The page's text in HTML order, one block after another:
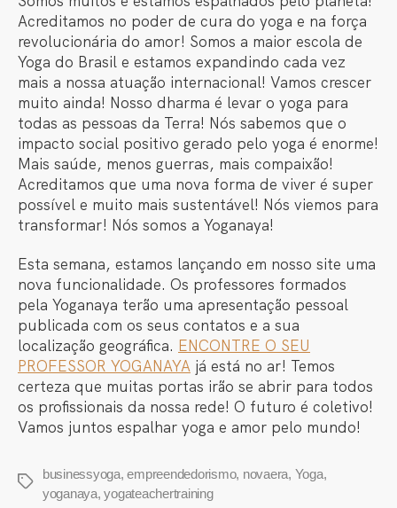
b
o
o
k
dI
n
A
p
p
a
m
Acreditamos no poder de cura do yoga e na força
revolucionária do amor! Somos a maior escola de
Yoga do Brasil e estamos expandindo cada vez
mais a nossa atuação internacional! Vamos crescer
muito ainda! Nosso dharma é levar o yoga para
todas as pessoas da Terra! Nós sabemos que o
impacto social positivo gerado pelo yoga é enorme!
Mais saúde, menos guerras, mais compaixão!
Acreditamos que uma nova forma de viver é super
possível e muito mais sustentável! Nós viemos para
transformar! Nós somos a Yoganaya!
Esta semana, estamos lançando em nosso site uma
nova funcionalidade. Os professores formados
pela Yoganaya terão uma apresentação pessoal
publicada com os seus contatos e a sua
localização geográfica. ENCONTRE O SEU
PROFESSOR YOGANAYA já está no ar! Temos
certeza que muitas portas irão se abrir para todos
os profissionais da nossa rede! O futuro é coletivo!
Vamos juntos espalhar yoga e amor pelo mundo!
Tags
businessyoga,empreendedorismo, novaera, Yoga,
yoganaya,yogateachertraining